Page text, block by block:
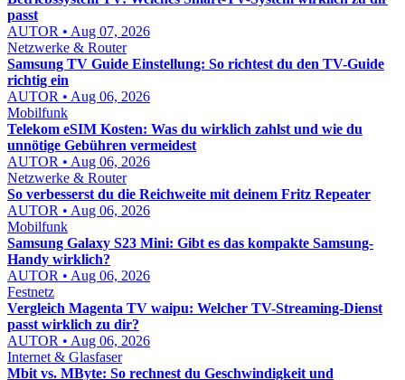
passt
AUTOR • Aug 07, 2026
Netzwerke & Router
Samsung TV Guide Einstellung: So richtest du den TV-Guide
richtig ein
AUTOR • Aug 06, 2026
Mobilfunk
Telekom eSIM Kosten: Was du wirklich zahlst und wie du
unnötige Gebühren vermeidest
AUTOR • Aug 06, 2026
Netzwerke & Router
So verbesserst du die Reichweite mit deinem Fritz Repeater
AUTOR • Aug 06, 2026
Mobilfunk
Samsung Galaxy S23 Mini: Gibt es das kompakte Samsung-
Handy wirklich?
AUTOR • Aug 06, 2026
Festnetz
Vergleich Magenta TV waipu: Welcher TV-Streaming-Dienst
passt wirklich zu dir?
AUTOR • Aug 06, 2026
Internet & Glasfaser
Mbit vs. MByte: So rechnest du Geschwindigkeit und